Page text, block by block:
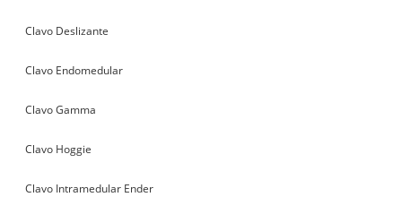
Clavo Deslizante
Clavo Endomedular
Clavo Gamma
Clavo Hoggie
Clavo Intramedular Ender